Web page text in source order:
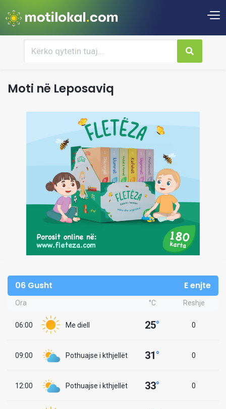
Moti në Leposaviq
06 Gusht E enjte
Ora °C Reshje
06:00 Me diell 25° 0
09:00 Pothuajse i kthjellët 31° 0
12:00 Pothuajse i kthjellët 33° 0